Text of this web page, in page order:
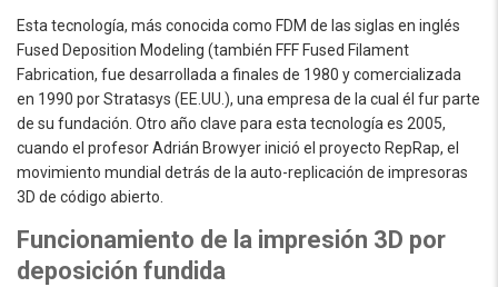
Esta tecnología, más conocida como FDM de las siglas en inglés
Fused Deposition Modeling (también FFF Fused Filament
Fabrication, fue desarrollada a finales de 1980 y comercializada
en 1990 por Stratasys (EE.UU.), una empresa de la cual él fur parte
de su fundación. Otro año clave para esta tecnología es 2005,
cuando el profesor Adrián Browyer inició el proyecto RepRap, el
movimiento mundial detrás de la auto-replicación de impresoras
3D de código abierto.
Funcionamiento de la impresión 3D por
deposición fundida